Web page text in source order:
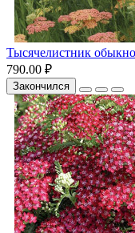
Тысячелистник
790.00 ₽
Закончился